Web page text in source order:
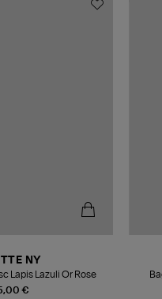
€
NY
Lapis Lazuli Or Rose